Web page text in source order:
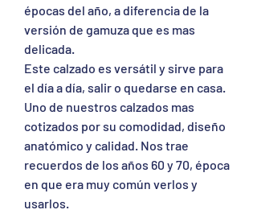
épocas del año, a diferencia de la
versión de gamuza que es mas
delicada.
Este calzado es versátil y sirve para
el día a día, salir o quedarse en casa.
Uno de nuestros calzados mas
cotizados por su comodidad, diseño
anatómico y calidad. Nos trae
recuerdos de los años 60 y 70, época
en que era muy común verlos y
usarlos.